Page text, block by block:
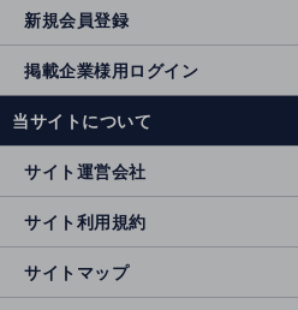
新規会員登録
掲載企業様用ログイン
当サイトについて
サイト運営会社
サイト利用規約
サイトマップ